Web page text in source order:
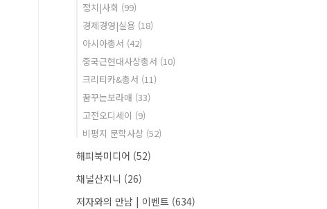
정치|사회 (99)
경제경영|실용 (18)
아시아총서 (42)
중국근현대사상총서 (10)
크리티카&총서 (11)
꿈꾸는보라매 (33)
고전오디세이 (9)
비평지 문학사상 (52)
해피북미디어 (52)
채널산지니 (26)
저자와의 만남 | 이벤트 (634)